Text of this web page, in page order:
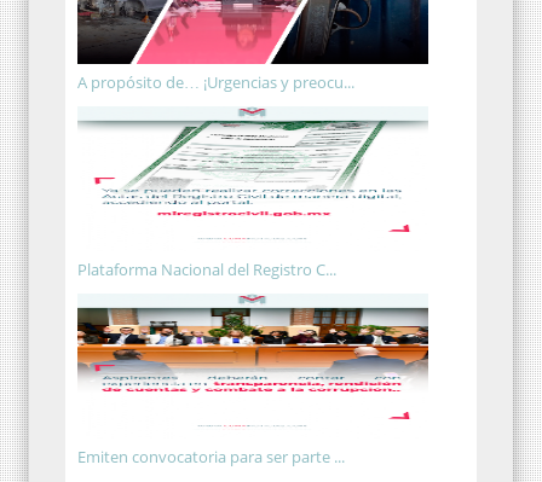
A propósito de… ¡Urgencias y preocu...
Plataforma Nacional del Registro C...
Emiten convocatoria para ser parte ...